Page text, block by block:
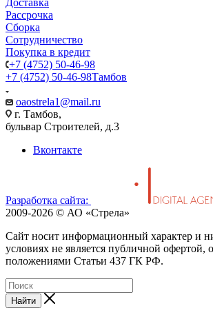
Доставка
Рассрочка
Сборка
Сотрудничество
Покупка в кредит
+7 (4752) 50-46-98
+7 (4752) 50-46-98Тамбов
oaostrela1@mail.ru
г. Тамбов,
бульвар Строителей, д.3
Вконтакте
Разработка сайта:
2009-2026 © АО «Стрела»
Cайт носит информационный характер и
условиях не является публичной офертой,
положениями Статьи 437 ГК РФ.
Найти